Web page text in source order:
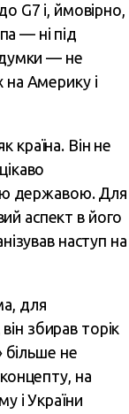
G7 і, ймовірно,
— ні під
думки — не
Америку і
країна. Він не
державою. Для
аспект в його
наступ на
для
збирав торік
більше не
на
і України